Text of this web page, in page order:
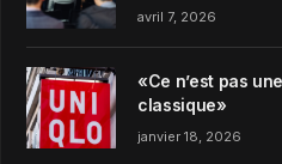
concept de
avril 7, 2026
«Ce n’est pas
classique»
janvier 18, 2026